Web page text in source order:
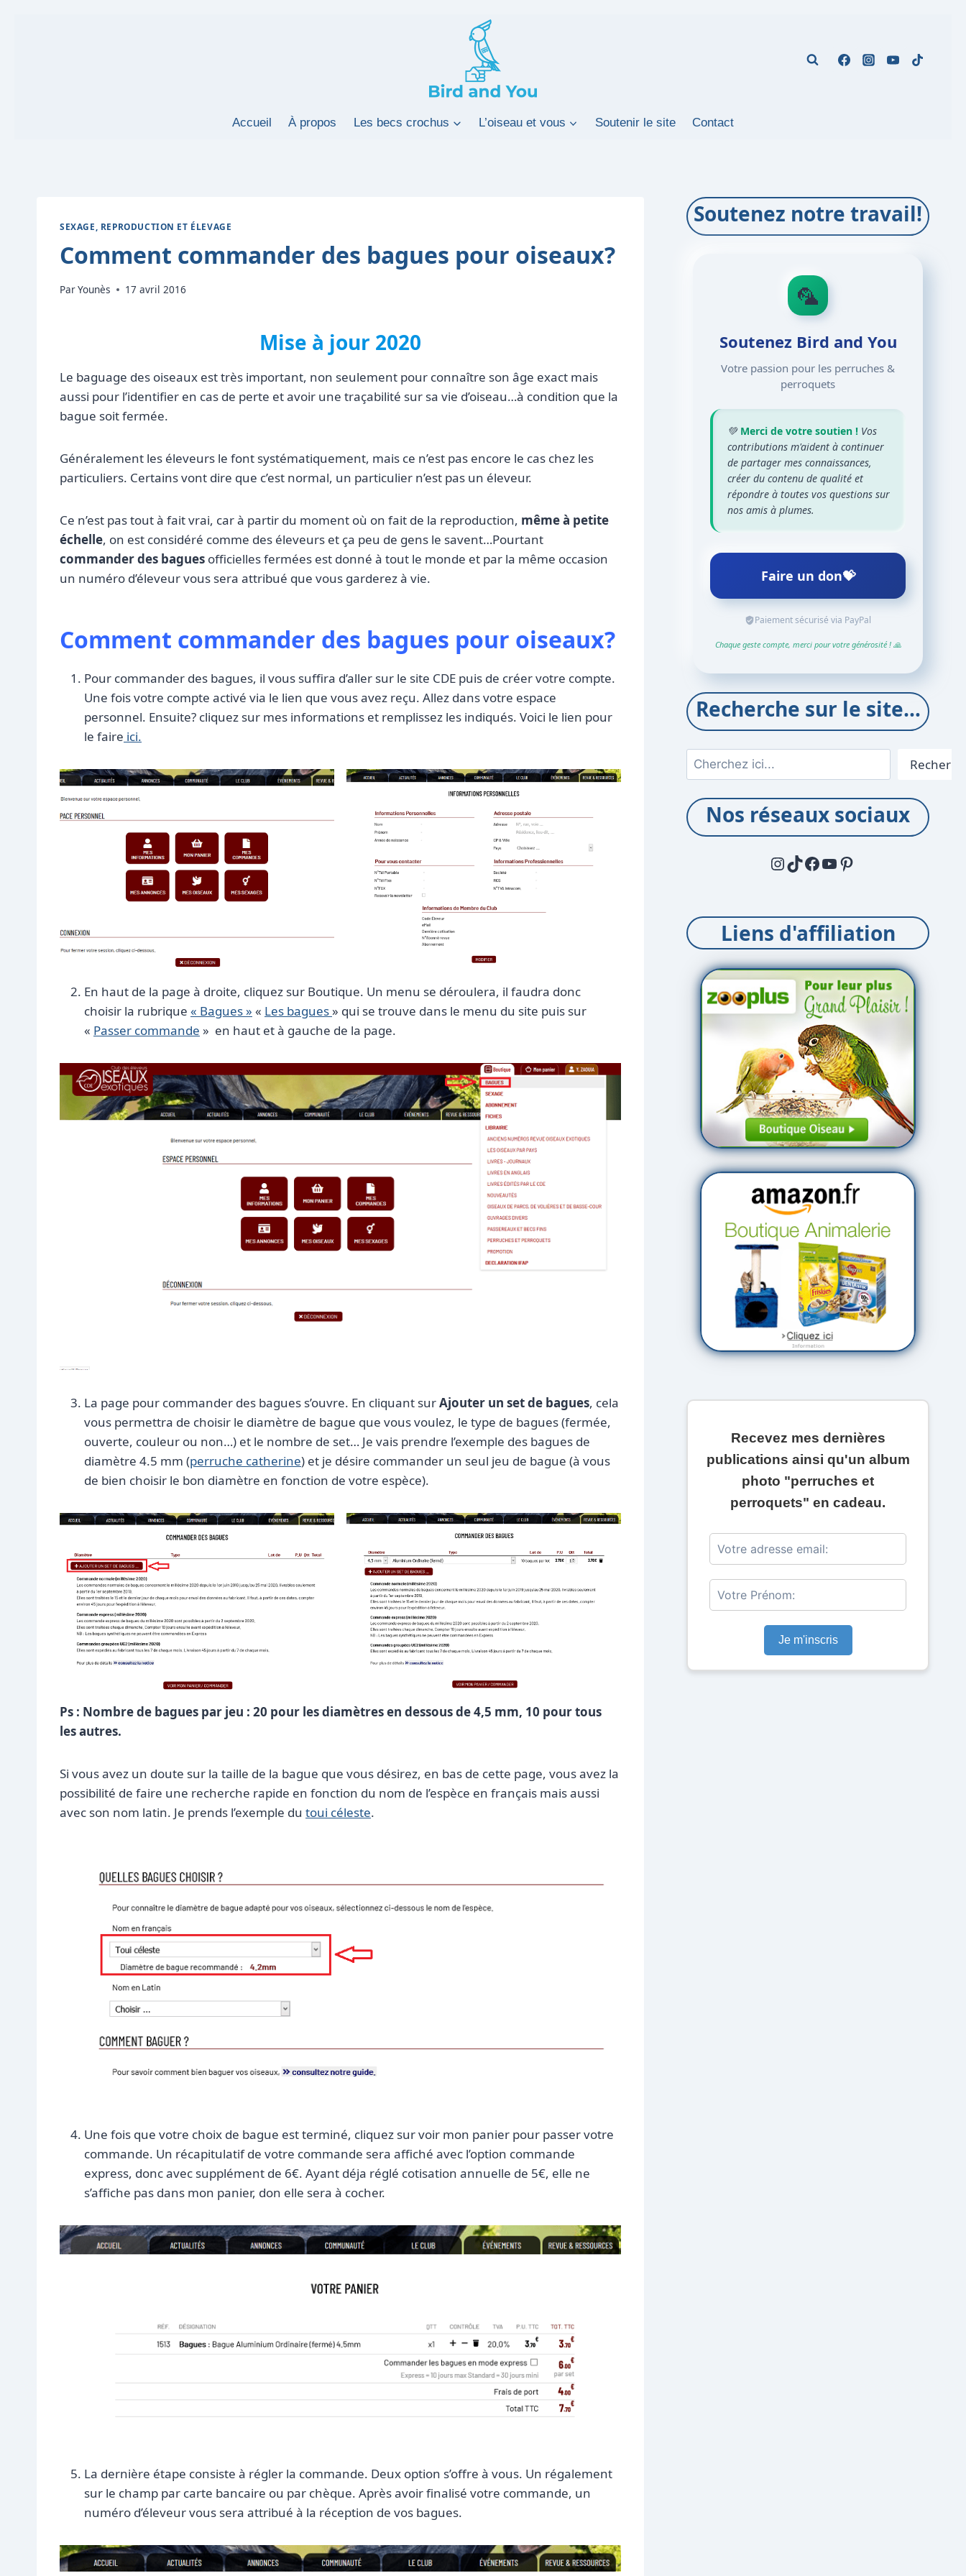
Accueil À propos Les becs crochus L’oiseau et vous Soutenir le site Contact
SEXAGE, REPRODUCTION ET ÉLEVAGE
Comment commander des bagues pour oiseaux?
ParYounès 17 avril 2016
Mise à jour 2020
Le baguage des oiseaux est très important, non seulement pour connaître son âge exact mais
aussi pour l’identifier en cas de perte et avoir une traçabilité sur sa vie d’oiseau…à condition que la
bague soit fermée.
Généralement les éleveurs le font systématiquement, mais ce n’est pas encore le cas chez les
particuliers. Certains vont dire que c’est normal, un particulier n’est pas un éleveur.
Ce n’est pas tout à fait vrai, car à partir du moment où on fait de la reproduction, même à petite
échelle, on est considéré comme des éleveurs et ça peu de gens le savent…Pourtant
commander des bagues officielles fermées est donné à tout le monde et par la même occasion
un numéro d’éleveur vous sera attribué que vous garderez à vie.
Comment commander des bagues pour oiseaux?
Pour commander des bagues, il vous suffira d’aller sur le site CDE puis de créer votre compte.
Une fois votre compte activé via le lien que vous avez reçu. Allez dans votre espace
personnel. Ensuite? cliquez sur mes informations et remplissez les indiqués. Voici le lien pour
le faire ici.
En haut de la page à droite, cliquez sur Boutique. Un menu se déroulera, il faudra donc
choisir la rubrique « Bagues » « Les bagues » qui se trouve dans le menu du site puis sur
« Passer commande » en haut et à gauche de la page.
La page pour commander des bagues s’ouvre. En cliquant surAjouter un set de bagues, cela
vous permettra de choisir le diamètre de bague que vous voulez, le type de bagues (fermée,
ouverte, couleur ou non…) et le nombre de set… Je vais prendre l’exemple des bagues de
diamètre 4.5 mm (perruche catherine) et je désire commander un seul jeu de bague (à vous
de bien choisir le bon diamètre en fonction de votre espèce).
Ps : Nombre de bagues par jeu : 20 pour les diamètres en dessous de 4,5 mm, 10 pour tous
les autres.
Si vous avez un doute sur la taille de la bague que vous désirez, en bas de cette page, vous avez la
possibilité de faire une recherche rapide en fonction du nom de l’espèce en français mais aussi
avec son nom latin. Je prends l’exemple du toui céleste.
Une fois que votre choix de bague est terminé, cliquez sur voir mon panier pour passer votre
commande. Un récapitulatif de votre commande sera affiché avec l’option commande
express, donc avec supplément de 6€. Ayant déja réglé cotisation annuelle de 5€, elle ne
s’affiche pas dans mon panier, don elle sera à cocher.
La dernière étape consiste à régler la commande. Deux option s’offre à vous. Un régalement
sur le champ par carte bancaire ou par chèque. Après avoir finalisé votre commande, un
numéro d’éleveur vous sera attribué à la réception de vos bagues.
Soutenez notre travail!
🦜
Soutenez Bird and You
Votre passion pour les perruches &
perroquets
💚 Merci de votre soutien ! Vos
contributions m'aident à continuer
de partager mes connaissances,
créer du contenu de qualité et
répondre à toutes vos questions sur
nos amis à plumes.
Faire un don💝
Paiement sécurisé via PayPal
Chaque geste compte, merci pour votre générosité ! 🙏
Recherche sur le site…
Rechercher
Nos réseaux sociaux
Instagram
TikTok
Facebook
YouTube
Pinterest
Liens d'affiliation
Recevez mes dernières
publications ainsi qu'un album
photo "perruches et
perroquets" en cadeau.